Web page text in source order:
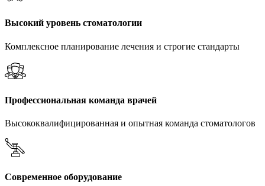
Высокий уровень стоматологии
Комплексное планирование лечения и строгие стандарты
Профессиональная команда врачей
Высококвалифицированная и опытная команда стоматологов
Современное оборудование